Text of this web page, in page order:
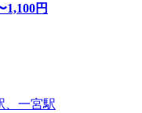
1,100円
、一宮駅